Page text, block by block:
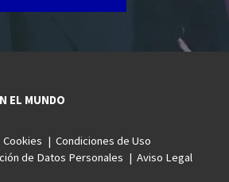
EL MUNDO
Condiciones de Uso
de Datos Personales
Aviso Legal